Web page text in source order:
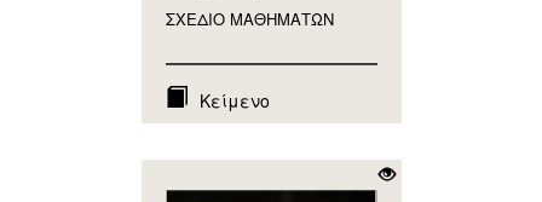
ΣΧΕΔΙΟ ΜΑΘΗΜAΤΩΝ
Κείμενο